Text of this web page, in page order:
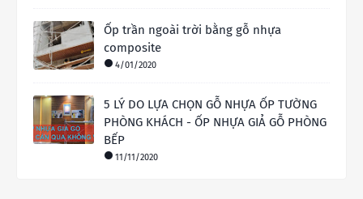
Ốp trần ngoài trời bằng gỗ nhựa
composite
4/01/2020
5 LÝ DO LỰA CHỌN GỖ NHỰA ỐP TƯỜNG
PHÒNG KHÁCH - ỐP NHỰA GIẢ GỖ PHÒNG
BẾP
11/11/2020